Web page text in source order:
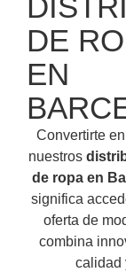
DE
EN
Convertirte
nuestros
de ropa en
significa
oferta de
combina
calidad